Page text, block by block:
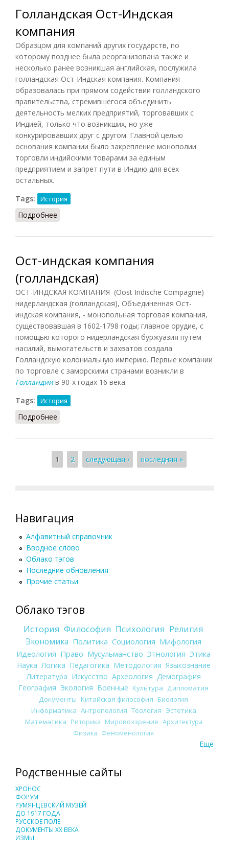
Голландская Ост-Индская
компания
Образцом для компаний других государств, по
которому позднее была реорганизована также и
несколько ранее возникшая английская, послужила
голландская Ост-Индская компания. Компания
образовалась при прямом содействии голландского
правительства, стремившегося объединить
деятельность мелких предприятий, торговавших с
Индией, только что возникших, но уже
конкурировавших друг с другом. Главной целью
основания компании было закрепление монополии
торговли индийскими товарами за единым
предприятием и запрет пути в Индию для всех
остальных.
Tags:
История
Подробнее
Ост-индская компания
(голландская)
ОСТ-ИНДСКАЯ КОМПАНИЯ (Oost Indische Compagnie)
нидерландская (голландская), Объединенная Ост-
индская компания, - монопольная торговая компания,
существовавшая в 1602-1798 годы; главное орудие, с
помощью которого нидерландская буржуазия путем
насилий, вымогательств и захватов создала
Голландскую колониальную империю. Первые компании
по торговле с заморскими странами возникли в
Голландиив 90-х годах 16 века.
Tags:
История
Подробнее
Страницы
1 2 следующая › последняя »
Навигация
Алфавитный справочник
Вводное слово
Облако тэгов
Последние обновления
Прочие статьи
Облако тэгов
История Философия Психология Религия
Экономика Политика Социология Мифология
Идеология Право Мусульманство Этнология Этика
Наука Логика Педагогика Методология Языкознание
Литература Искусство Археология Демография
География Экология Военные Культура
Дипломатия
Документы Китайская философия Биология
Информатика Антропология Теология Эстетика
Математика Риторика Мировоззрение Архитектура
Физика Феноменология
Еще
Родственные сайты
ХРОНОС
ФОРУМ
РУМЯНЦЕВСКИЙ МУЗЕЙ
ДО 1917 ГОДА
РУССКОЕ ПОЛЕ
ДОКУМЕНТЫ XX ВЕКА
ИЗМЫ